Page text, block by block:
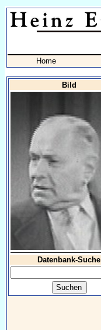
Home
Bild
Datenbank-Suche